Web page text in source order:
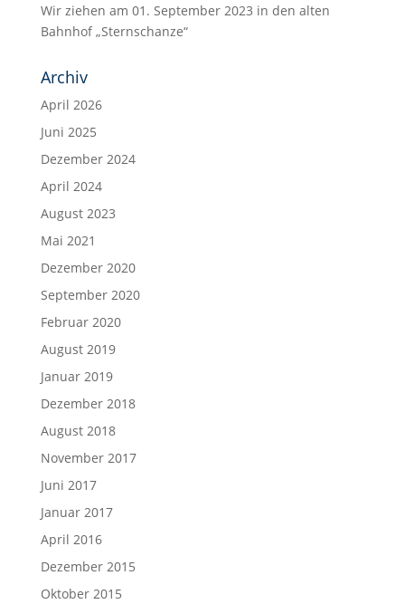
Wir ziehen am 01. September 2023 in den alten
Bahnhof „Sternschanze“
Archiv
April 2026
Juni 2025
Dezember 2024
April 2024
August 2023
Mai 2021
Dezember 2020
September 2020
Februar 2020
August 2019
Januar 2019
Dezember 2018
August 2018
November 2017
Juni 2017
Januar 2017
April 2016
Dezember 2015
Oktober 2015